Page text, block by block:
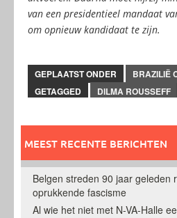
van een presidentieel mandaat
om opnieuw kandidaat te zijn.
GEPLAATST ONDER
BRAZILIË
GETAGGED
DILMA ROUSSEFF
MEEST RECENTE BERICHTEN
Belgen streden 90 jaar geleden
oprukkende fascisme
Al wie het niet met N-VA-Halle